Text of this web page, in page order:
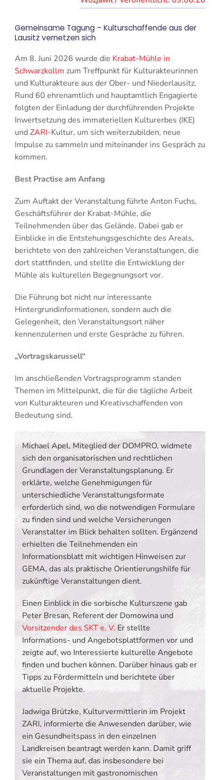
Gemeinsame Tagung – Kulturschaffende aus der
Lausitz vernetzen sich
Am 8. Juni 2026 wurde die Krabat-Mühle in
Schwarzkollm zum Treffpunkt für Kulturakteurinnen
und Kulturakteure aus der Ober- und Niederlausitz.
Rund 60 ehrenamtlich und hauptamtlich Engagierte
folgten der Einladung der durchführenden Projekte
Inwertsetzung des immateriellen Kulturerbes (IKE)
und ZARI-Kultur, um sich weiterzubilden, neue
Impulse zu sammeln und miteinander ins Gespräch zu
kommen.
Best Practise am Anfang
Zum Auftakt der Veranstaltung führte Anton Fuchs,
Geschäftsführer der Krabat-Mühle, die
Teilnehmenden über das Gelände. Dabei gab er
Einblicke in die Entstehungsgeschichte des Areals,
berichtete von den zahlreichen Veranstaltungen, die
dort stattfinden, und stellte die Entwicklung der
Mühle als kulturellen Begegnungsort vor.
Die Führung bot nicht nur interessante
Hintergrundinformationen, sondern auch die
Gelegenheit, den Veranstaltungsort näher
kennenzulernen und erste Gespräche zu führen.
„Vortragskarussell“
Im anschließenden Vortragsprogramm standen
Themen im Mittelpunkt, die für die tägliche Arbeit
von Kulturakteuren und Kreativschaffenden von
Bedeutung sind.
Michael Apel, Miteglied der DOMPRO, widmete
sich den organisatorischen und rechtlichen
Grundlagen der Veranstaltungsplanung. Er
erklärte, welche Genehmigungen für
unterschiedliche Veranstaltungsformate
erforderlich sind, wo die notwendigen Formulare
zu finden sind und welche Versicherungen
Veranstalter im Blick behalten sollten. Ergänzend
erhielten die Teilnehmenden ein
Informationsblatt mit wichtigen Hinweisen zur
GEMA, das als praktische Orientierungshilfe für
zukünftige Veranstaltungen dient.
Einen Einblick in die sorbische Kulturszene gab
Peter Bresan, Referent der Domowina und
Vorsitzender des SKT e. V. Er stellte
Informations- und Angebotsplattformen vor und
zeigte auf, wo Interessierte kulturelle Angebote
finden und buchen können. Darüber hinaus gab er
Tipps zu Fördermitteln und berichtete über
aktuelle Projekte.
Jadwiga Brützke, Kulturvermittlerin im Projekt
ZARI, informierte die Anwesenden darüber, wie
ein Gesundheitspass in den einzelnen
Landkreisen beantragt werden kann. Damit griff
sie ein Thema auf, das insbesondere bei
Veranstaltungen mit gastronomischen